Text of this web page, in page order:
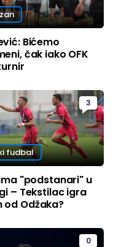
Bićemo
čak iako OFK
3
fudbal
"podstanari" u
– Tekstilac igra
od Odžaka?
0